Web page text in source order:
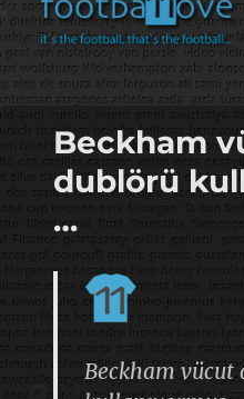
footbaLLove
Beckham
dublörü
…
Beckham vücut